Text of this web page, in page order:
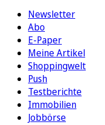
Newsletter
Abo
E-Paper
Meine Artikel
Shoppingwelt
Push
Testberichte
Immobilien
Jobbörse